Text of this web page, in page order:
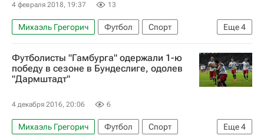
4 февраля 2018, 19:37 13
Еще4
Михаэль Грегорич Футбол
Спорт
Бундеслига
Айнтрахт (Франкфурт)
Аугсбург
Ку Джачхоль
Футболисты "Гамбурга" одержали 1-ю
победу в сезоне в Бундеслиге, одолев
"Дармштадт"
4 декабря 2016, 20:06 6
Еще4
Михаэль Грегорич Футбол
Спорт